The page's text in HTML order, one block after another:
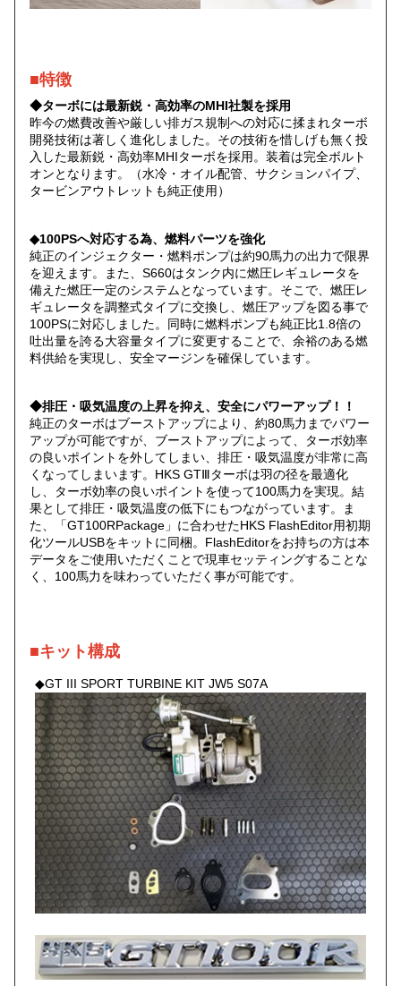
■特徴
◆ターボには最新鋭・高効率のMHI社製を採用
昨今の燃費改善や厳しい排ガス規制への対応に揉まれターボ
開発技術は著しく進化しました。その技術を惜しげも無く投
入した最新鋭・高効率MHIターボを採用。装着は完全ボルト
オンとなります。（水冷・オイル配管、サクションパイプ、
タービンアウトレットも純正使用）
◆100PSへ対応する為、燃料パーツを強化
純正のインジェクター・燃料ポンプは約90馬力の出力で限界
を迎えます。また、S660はタンク内に燃圧レギュレータを
備えた燃圧一定のシステムとなっています。そこで、燃圧レ
ギュレータを調整式タイプに交換し、燃圧アップを図る事で
100PSに対応しました。同時に燃料ポンプも純正比1.8倍の
吐出量を誇る大容量タイプに変更することで、余裕のある燃
料供給を実現し、安全マージンを確保しています。
◆排圧・吸気温度の上昇を抑え、安全にパワーアップ！！
純正のターボはブーストアップにより、約80馬力までパワー
アップが可能ですが、ブーストアップによって、ターボ効率
の良いポイントを外してしまい、排圧・吸気温度が非常に高
くなってしまいます。HKS GTⅢターボは羽の径を最適化
し、ターボ効率の良いポイントを使って100馬力を実現。結
果として排圧・吸気温度の低下にもつながっています。ま
た、「GT100RPackage」に合わせたHKS FlashEditor用初期
化ツールUSBをキットに同梱。FlashEditorをお持ちの方は本
データをご使用いただくことで現車セッティングすることな
く、100馬力を味わっていただく事が可能です。
■キット構成
◆GT III SPORT TURBINE KIT JW5 S07A